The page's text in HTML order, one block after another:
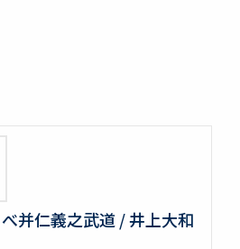
并仁義之武道 / 井上大和